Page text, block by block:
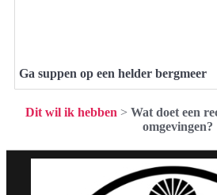
Ga suppen op een helder bergmeer
Dit wil ik hebben > Wat doet een
omgevingen?